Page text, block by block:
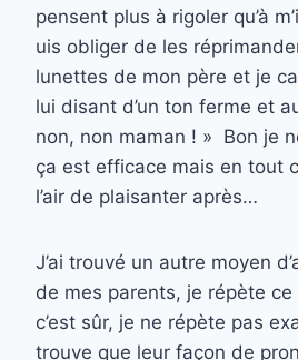
pensent plus à rigoler qu’à
uis obliger de les
lunettes de mon père et je
lui disant d’un ton ferme et
non, non maman ! » Bon je
ça est efficace mais en tout
l’air de plaisanter après…
J’ai trouvé un autre moyen
de mes parents, je répète ce
c’est sûr, je ne répète pas
trouve que leur façon de